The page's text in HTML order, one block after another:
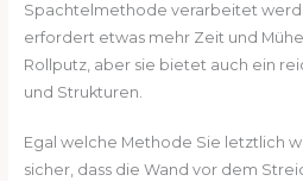
Spachtelmethode verarbeitet
erfordert etwas mehr Zeit und
Rollputz, aber sie bietet auch ein
und Strukturen.
Egal welche Methode Sie letztlich
sicher, dass die Wand vor dem